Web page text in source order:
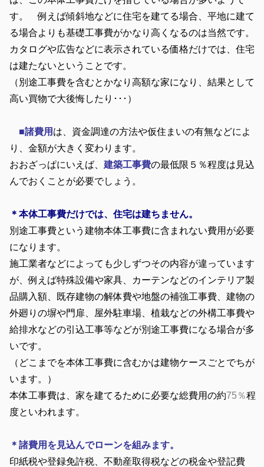
す。 例えば傾斜地などに住宅を建てる場合、平地に建て
る場合よりも基礎工事費がかなり高くなるのは当然です。
カタログや広告などに表示されている価格だけでは、住宅
は建たないということです。
（別途工事費を含むとかなり高額な家になり、結果として
高い買物で大後悔したり･･･）
■諸費用 は、資金調達の方法や仮住まいの有無などによ
り、金額が大きく変わります。
おおざっぱにいえば、 建築工事費の最低限５％程度は見込
んでおくことが必要でしょう。
＊本体工事費だけでは、住宅は建ちません。
別途工事費という建物本体工事費に含まれない費用が必要
になります。
施工業者などによっても少しずつその内容が違っています
が、例えば特殊設備や家具、カーテンなどのインテリア製
品購入額、既存建物の解体費や地盤の補強工事費、建物の
外廻りの塀や門扉、屋外駐車場、植栽などの外構工事費や
給排水などの引込工事等などが別途工事費になる場合が多
いです。
（どこまでを本体工事費に含むかは建物ケースごとでちが
います。）
本体工事費は、家を建てるために必要な総費用の約75％程
度といわれます。
＊諸費用を見込んでローンを組みます。
印紙税や登録免許税、不動産取得税などの税金や登記費